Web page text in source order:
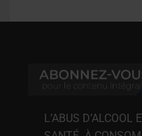
L’ABUS D’ALCOOL